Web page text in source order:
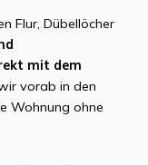
Flur, Dübellöcher
mit dem
vorab in den
Wohnung ohne